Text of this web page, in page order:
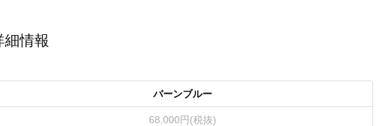
情報
バーンブルー
68,000円(税抜)